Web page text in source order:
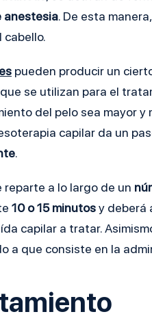
anestesia. De esta
cabello.
pueden producir un
se utilizan para el
del pelo sea mayor y
capilar da un
.
a lo largo de un
10 o 15 minutosy deberá
capilar a tratar.
a que consiste en la